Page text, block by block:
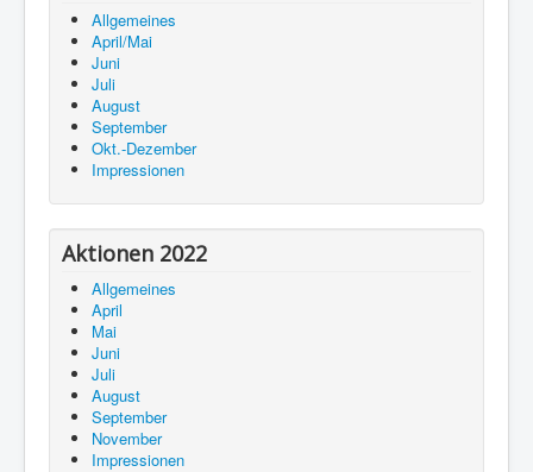
Allgemeines
April/Mai
Juni
Juli
August
September
Okt.-Dezember
Impressionen
Aktionen 2022
Allgemeines
April
Mai
Juni
Juli
August
September
November
Impressionen